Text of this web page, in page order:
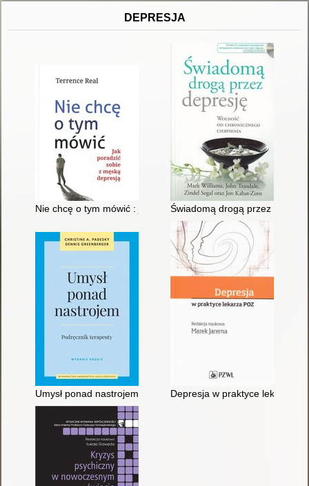
DEPRESJA
Nie chcę o tym mówić : jak poradzić sobie z męską depresją
Świadomą drogą przez
Umysł ponad nastrojem : podręcznik terapeuty
Depresja w praktyce lekarza